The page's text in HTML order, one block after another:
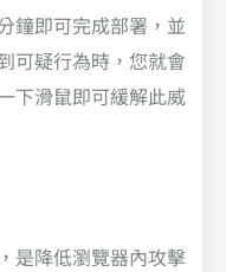
鐘即可完成部署，並
可疑行為時，您就會
下滑鼠即可緩解此威
是降低瀏覽器內攻擊